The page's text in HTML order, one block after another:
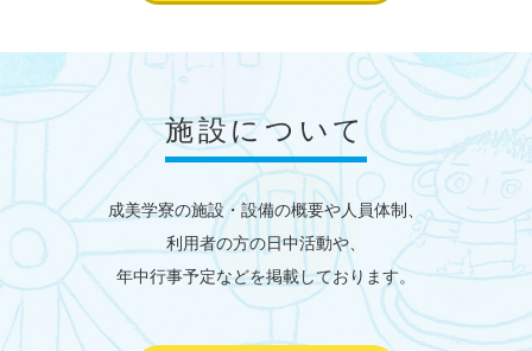
施設について
成美学寮の施設・設備の概要や人員体制、
利用者の方の日中活動や、
年中行事予定などを掲載しております。